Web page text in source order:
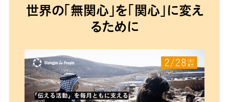
世界の「無関心」を「関心」に変え
るために